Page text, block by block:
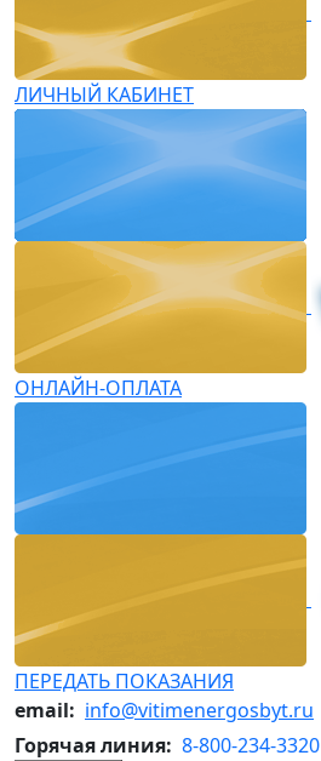
ЛИЧНЫЙ КАБИНЕТ
ОНЛАЙН-ОПЛАТА
ПЕРЕДАТЬ ПОКАЗАНИЯ
email: info@vitimenergosbyt.ru
Горячая линия: 8-800-234-3320